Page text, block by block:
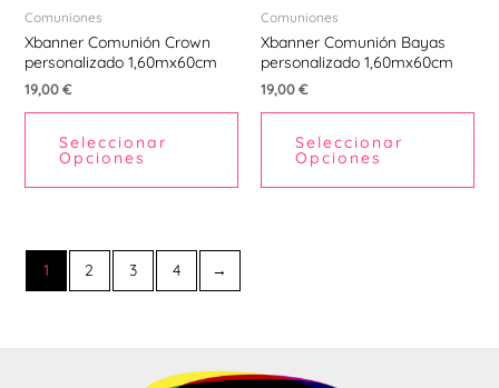
Comuniones
Xbanner Comunión Crown
personalizado 1,60mx60cm
19,00€
Seleccionar
Opciones
Comuniones
Xbanner Comunión Bayas
personalizado 1,60mx60cm
19,00€
Seleccionar
Opciones
1 2 3 4 →